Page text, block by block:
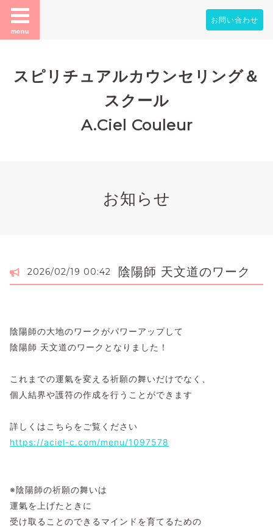
menu
お問い合わせ
スピリチュアルカウンセリング＆
スクール
A.Ciel Couleur
お知らせ
2026/02/19 00:42 陰陽師 天文道のワーク
陰陽師の大地のワークがパワーアップして
陰陽師 天文道のワークとなりました！
これまでの運氣を変える祈願の舞いだけでなく、
個人結界や護符の作成を行うことができます
詳しくはこちらをご覧ください
https://aciel-c.com/menu/1097578
※陰陽師の祈願の舞いは
運氣を上げたときに
受け取ることのできるマインドを育てるための